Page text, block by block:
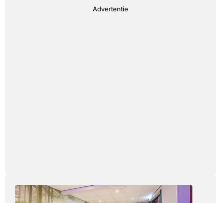
Advertentie